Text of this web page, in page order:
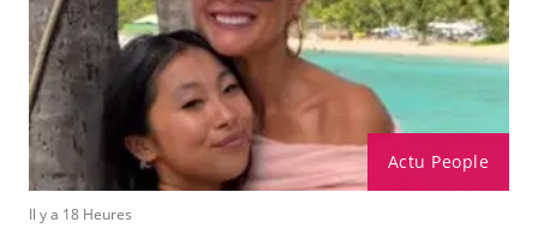
Actu People
Il y a 18 Heures